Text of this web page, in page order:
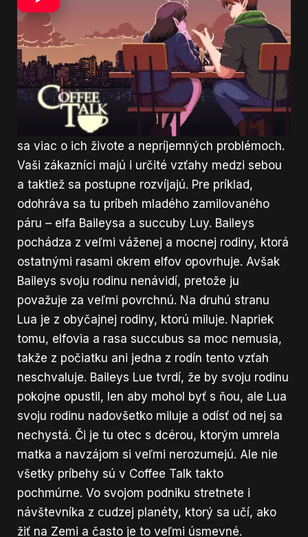
životný príbeh, s ktorým sa v priebehu hry
zoznámite. Je nutné podotknúť, že príbehu sú
skvelé napísane a veľmi pútavé, taktiež odkazujú
na problémy v našom svete. Hra sa dotkne i
celkom závažných tém, akými sú rasizmus,
rodinné problémy, či vyhadzov z práce. Vy si s
postavami postupne budujete vzťah a dozviete
sa viac o ich živote a nepríjemných problémoch.
Vaši zákazníci majú i určité vzťahy medzi sebou
a taktiež sa postupne rozvíjajú. Pre príklad,
odohráva sa tu príbeh mladého zamilovaného
páru – elfa Baileysa a succuby Luy. Baileys
pochádza z veľmi váženej a mocnej rodiny, ktorá
ostatnými rasami okrem elfov opovrhuje. Avšak
Baileys svoju rodinu nenávidí, pretože ju
považuje za veľmi povrchnú. Na druhú stranu
Lua je z obyčajnej rodiny, ktorú miluje. Napriek
tomu, elfovia a rasa succubus sa moc nemusia,
takže z počiatku ani jedna z rodín tento vzťah
neschvaluje. Baileys Lue tvrdí, že by svoju rodinu
pokojne opustil, len aby mohol byť s ňou, ale Lua
svoju rodinu nadovšetko miluje a odísť od nej sa
nechystá. Či je tu otec s dcérou, ktorým umrela
matka a navzájom si veľmi nerozumejú. Ale nie
všetky príbehy sú v Coffee Talk takto
pochmúrne. Vo svojom podniku stretnete i
návštevníka z cudzej planéty, ktorý sa učí, ako
žiť na Zemi a často je to veľmi úsmevné.